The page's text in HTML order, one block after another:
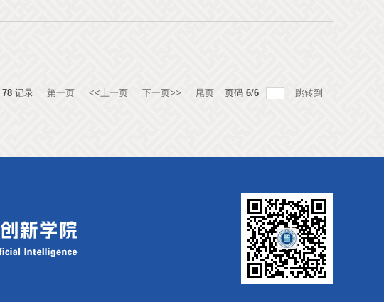
78 记录 第一页 <<上一页 下一页>> 尾页 页码 6/6 跳转到